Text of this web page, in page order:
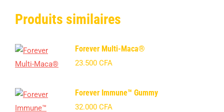
Produits similaires
Forever Multi-Maca®
23.500 CFA
Forever Immune™ Gummy
32.000 CFA